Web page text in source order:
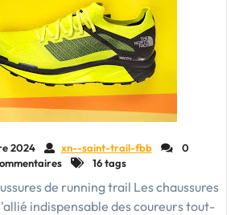
Aventures
en
Plein
Air"
2024 xn--saint-trail-fbb
0
16 tags
de running trail Les chaussures
indispensable des coureurs tout-